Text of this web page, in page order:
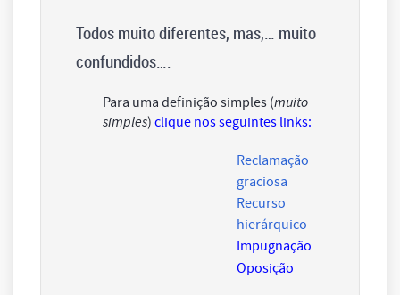
Todos muito diferentes, mas,… muito
confundidos….
Para uma definição simples (muito
simples) clique nos seguintes links:
Reclamação
graciosa
Recurso
hierárquico
Impugnação
Oposição